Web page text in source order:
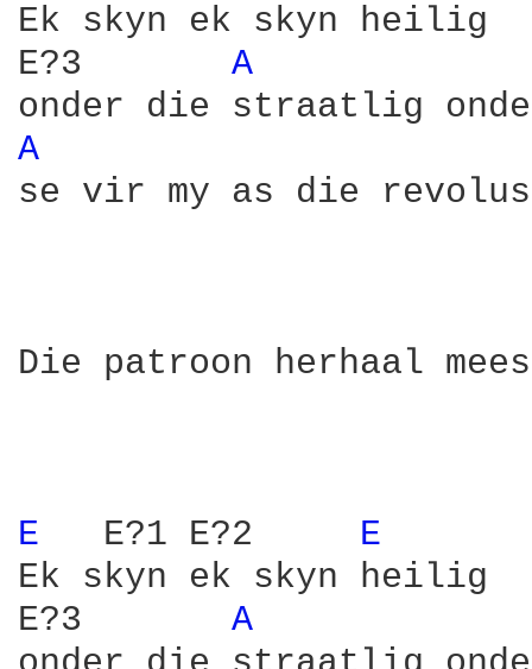
Ek skyn ek skyn heilig
E?3 A
A
se vir my as die
Die patroon herhaal
E
  E?1 E?2
E
Ek skyn ek skyn heilig
E?3 A